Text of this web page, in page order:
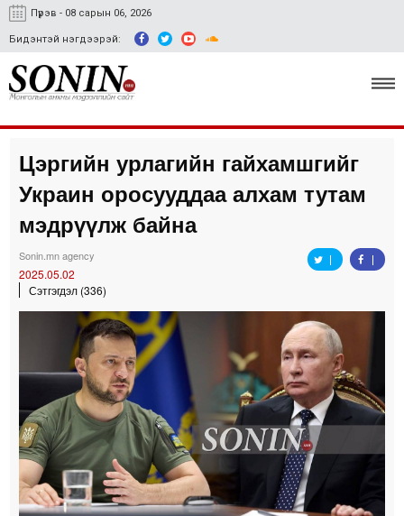
Пүрэв - 08 сарын 06, 2026
Бидэнтэй нэгдээрэй:
Улс төр, эдийн засаг
Гэмт хэрэг
Easy news
Цэргийн урлагийн гайхамшгийг
Украин оросууддаа алхам тутам
мэдрүүлж байна
Sonin.mn agency
2025.05.02
Сэтгэгдэл (336)